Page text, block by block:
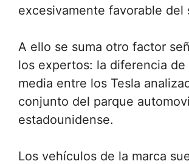
excesivamente favorable del
A ello se suma otro factor
los expertos: la diferencia de
media entre los Tesla
conjunto del parque
estadounidense.
Los vehículos de la marca